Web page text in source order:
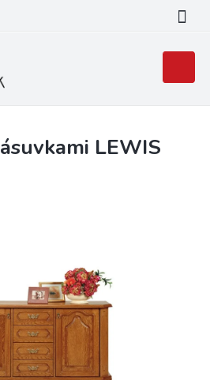
košík
LEWIS